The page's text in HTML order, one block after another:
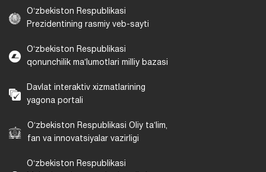
Oʻzbekiston Respublikasi
Prezidentining rasmiy veb-sayti
Oʻzbekiston Respublikasi
qonunchilik maʼlumotlari milliy bazasi
Davlat interaktiv xizmatlarining
yagona portali
Oʻzbekiston Respublikasi Oliy taʼlim,
fan va innovatsiyalar vazirligi
Oʻzbekiston Respublikasi